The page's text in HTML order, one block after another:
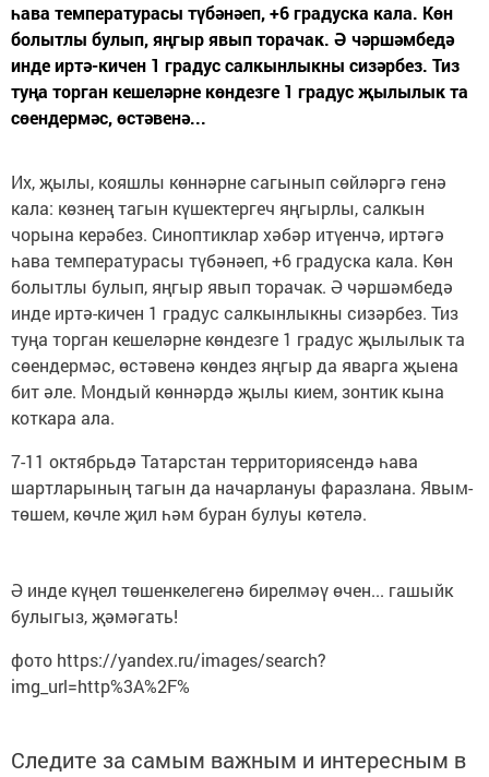
һава температурасы түбәнәеп, +6 градуска кала. Көн
болытлы булып, яңгыр явып торачак. Ә чәршәмбедә
инде иртә-кичен 1 градус салкынлыкны сизәрбез. Тиз
туңа торган кешеләрне көндезге 1 градус җылылык та
сөендермәс, өстәвенә...
Их, җылы, кояшлы көннәрне сагынып сөйләргә генә
кала: көзнең тагын күшектергеч яңгырлы, салкын
чорына керәбез. Синоптиклар хәбәр итүенчә, иртәгә
һава температурасы түбәнәеп, +6 градуска кала. Көн
болытлы булып, яңгыр явып торачак. Ә чәршәмбедә
инде иртә-кичен 1 градус салкынлыкны сизәрбез. Тиз
туңа торган кешеләрне көндезге 1 градус җылылык та
сөендермәс, өстәвенә көндез яңгыр да яварга җыена
бит әле. Мондый көннәрдә җылы кием, зонтик кына
коткара ала.
7-11 октябрьдә Татарстан территориясендә һава
шартларының тагын да начарлануы фаразлана. Явым-
төшем, көчле җил һәм буран булуы көтелә.
Ә инде күңел төшенкелегенә бирелмәү өчен... гашыйк
булыгыз, җәмәгать!
фото https://yandex.ru/images/search?
img_url=http%3A%2F%
Следите за самым важным и интересным в